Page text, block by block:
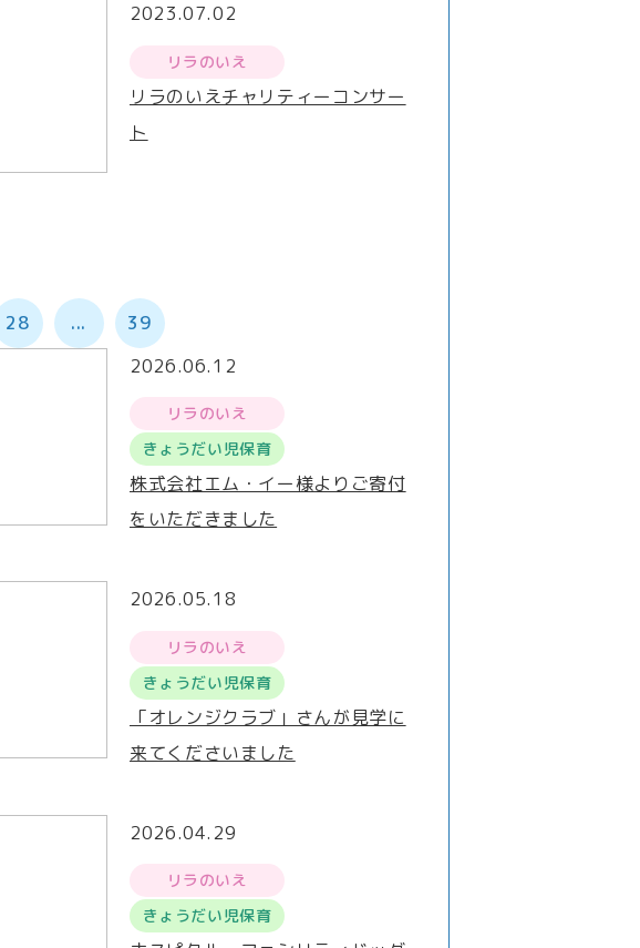
2023.07.02
リラのいえ
リラのいえチャリティーコンサー
ト
28 ...
39
2026.06.12
リラのいえ
きょうだい児保育
株式会社エム・イー様よりご寄付
をいただきました
2026.05.18
リラのいえ
きょうだい児保育
「オレンジクラブ」さんが見学に
来てくださいました
2026.04.29
リラのいえ
きょうだい児保育